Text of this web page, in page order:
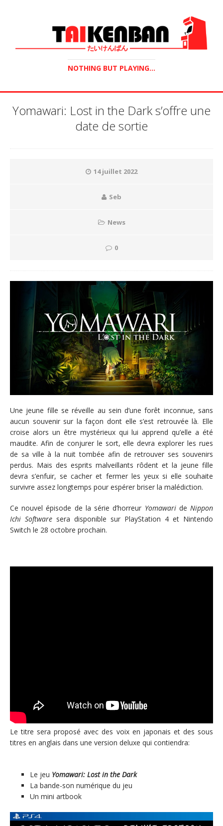
NOTHING BUT PLAYING...
Yomawari: Lost in the Dark s’offre une
date de sortie
14 juillet 2022
Seb
News
0
Une jeune fille se réveille au sein d’une forêt inconnue, sans
aucun souvenir sur la façon dont elle s’est retrouvée là. Elle
croise alors un être mystérieux qui lui apprend qu’elle a été
maudite. Afin de conjurer le sort, elle devra explorer les rues
de sa ville à la nuit tombée afin de retrouver ses souvenirs
perdus. Mais des esprits malveillants rôdent et la jeune fille
devra s’enfuir, se cacher et fermer les yeux si elle souhaite
survivre assez longtemps pour espérer briser la malédiction.
Ce nouvel épisode de la série d’horreur YomawarideNippon
Ichi Software sera disponible sur PlayStation 4 et Nintendo
Switch le 28 octobre prochain.
Le titre sera proposé avec des voix en japonais et des sous
titres en anglais dans une version deluxe qui contiendra:
Le jeu Yomawari: Lost in the Dark
La bande-son numérique du jeu
Un mini artbook